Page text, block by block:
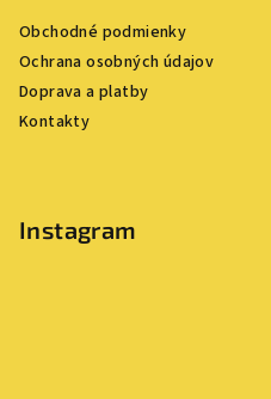
Obchodné podmienky
Ochrana osobných údajov
Doprava a platby
Kontakty
Instagram